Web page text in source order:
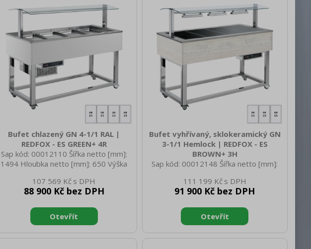
[kW]: 2.500 Napájení: 230 V / 1N - 50
Hz Kávový mlýnek: Ano Kapučinátor:
Ano O
chlazení: Dynamické Materiál: Nerez
Min teplota okolí [°C]: 10 Max. teplota
okolí [°C]: 43 Typ vlastností zařízení 2:
Chladi
Bufet chlazený GN 4-1/1 RAL |
REDFOX - ES GREEN+ 4R
Sap kód: 00012110 Šířka netto [mm]:
1494 Hloubka netto [mm]: 650 Výška
97.00 Šířka brutto [mm]: 1558 Hloubka
brutto [mm]: 714 Výška brutto [mm]:
Typ spotřebiče: Elektrické zařízení Typ
bufetu: GREEN - chlazený, statické
chlazení, hluboký Typ vlastností
107 569 Kč
88 900 Kč bez DPH
Bufet vyhřívaný, sklokeramický GN
3-1/1 Hemlock | REDFOX - ES
BROWN+ 3H
Sap kód: 00012148 Šířka netto [mm]:
netto [mm]: 1288 Hmotnost netto [kg]:
78.00 Šířka brutto [mm]: 1230 Hloubka
1100 Hmotnost brutto [kg]: 92.90 Typ
spotřebiče: Elektrické zařízení Typ
bufetu: BROWN - vyhřívaný,
111 199 Kč
91 900 Kč bez DPH